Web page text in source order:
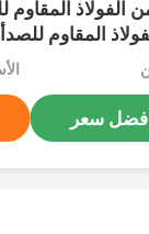
المقاوم للصدأ
سعر